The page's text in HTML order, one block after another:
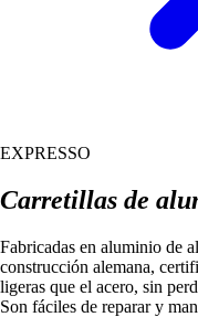
EXPRESSO
Carretillas de
Fabricadas en aluminio de
construcción alemana,
ligeras que el acero, sin
Son fáciles de reparar y